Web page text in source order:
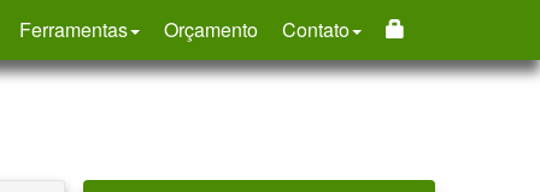
Ferramentas Orçamento Contato